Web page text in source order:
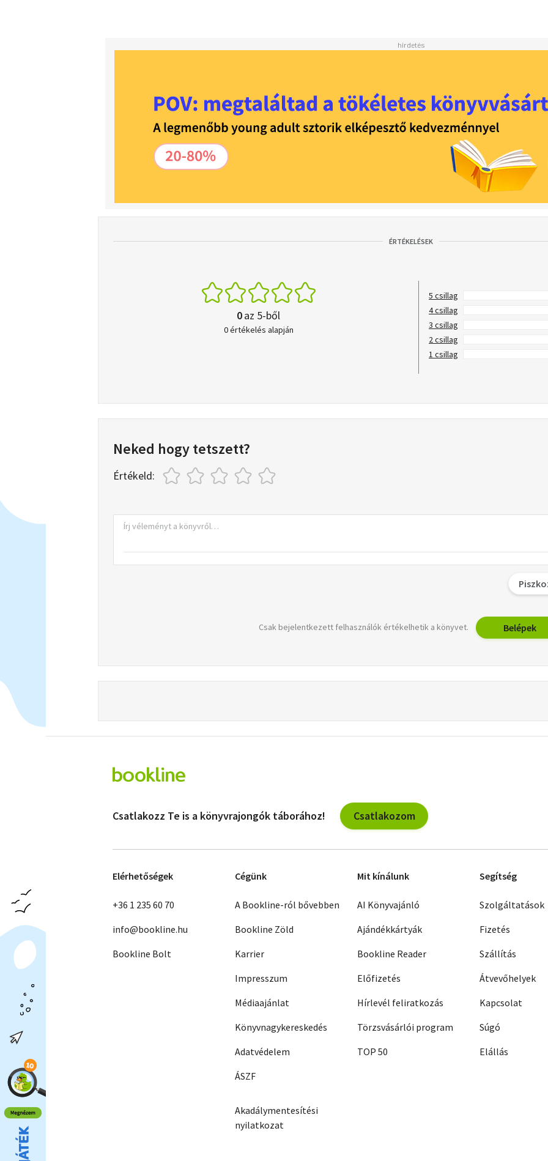
ÉRTÉKELÉSEK
0az 5-ből
0 értékelés alapján
5 csillag
4 csillag
3 csillag
2 csillag
1 csillag
Neked hogy tetszett?
Értékeld:
Csak bejelentkezett felhasználók értékelhetik a könyvet. Belépek
Csatlakozz Te is a könyvrajongók táborához! Csatlakozom
Elérhetőségek
+36 1 235 60 70
info@bookline.hu
Bookline Bolt
Cégünk
A Bookline-ról bővebben
Bookline Zöld
Karrier
Impresszum
Médiaajánlat
Könyvnagykereskedés
Adatvédelem
ÁSZF
Akadálymentesítési
nyilatkozat
Mit kínálunk
AI Könyvajánló
Ajándékkártyák
Bookline Reader
Előfizetés
Hírlevél feliratkozás
Törzsvásárlói program
TOP 50
Segítség
Szolgáltatások
Fizetés
Szállítás
Átvevőhelyek
Kapcsolat
Súgó
Elállás